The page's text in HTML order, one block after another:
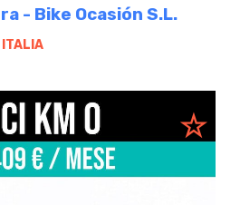
- Bike Ocasión S.L.
ITALIA